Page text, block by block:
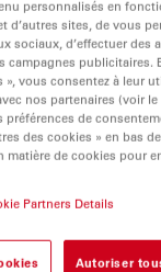
personnalisés en
d’autres sites, de vous
sociaux, d’effectuer des
campagnes publicitaires.
vous consentez à leur
nos partenaires (voir
préférences de
des cookies » en bas
matière de cookies pour
Partners Details
Autoriser